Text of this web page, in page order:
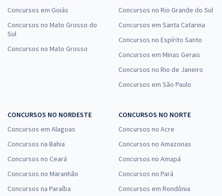
Concursos em Goiás
Concursos no Mato Grosso do
Sul
Concursos no Mato Grosso
Concursos no Rio Grande do Sul
Concursos em Santa Catarina
Concursos no Espírito Santo
Concursos em Minas Gerais
Concursos no Rio de Janeiro
Concursos em São Paulo
CONCURSOS NO NORDESTE
Concursos em Alagoas
Concursos na Bahia
Concursos no Ceará
Concursos no Maranhão
Concursos na Paraíba
CONCURSOS NO NORTE
Concursos no Acre
Concursos no Amazonas
Concursos no Amapá
Concursos no Pará
Concursos em Rondônia